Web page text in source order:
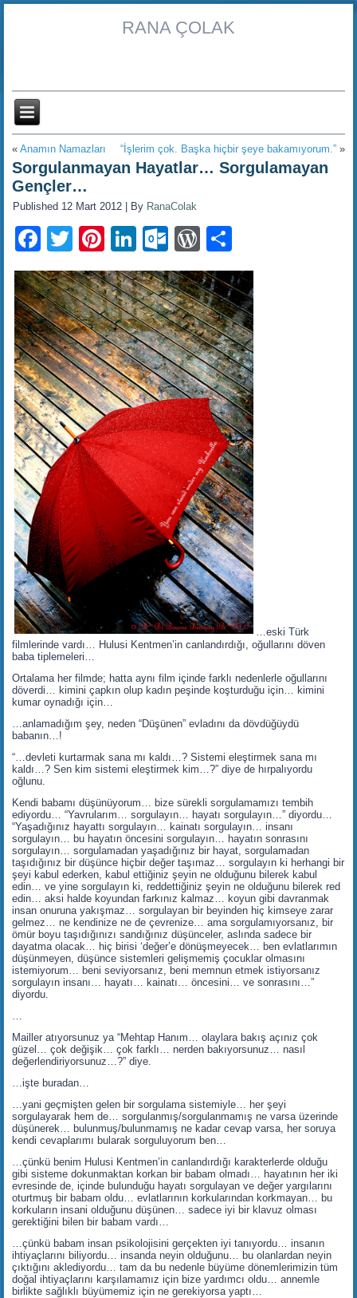
RANA ÇOLAK
«Anamın Namazları “İşlerim çok. Başka hiçbir şeye bakamıyorum.”»
Sorgulanmayan Hayatlar… Sorgulamayan
Gençler…
Published 12 Mart 2012 By RanaColak
Facebook
TwitterPinterest
LinkedIn
Outlook.com
WordPress
…eski Türk
filmlerinde vardı… Hulusi Kentmen’in canlandırdığı, oğullarını döven
baba tiplemeleri…
Ortalama her filmde; hatta aynı film içinde farklı nedenlerle oğullarını
döverdi… kimini çapkın olup kadın peşinde koşturduğu için… kimini
kumar oynadığı için…
…anlamadığım şey, neden “Düşünen” evladını da dövdüğüydü
babanın…!
“…devleti kurtarmak sana mı kaldı…? Sistemi eleştirmek sana mı
kaldı…? Sen kim sistemi eleştirmek kim…?” diye de hırpalıyordu
oğlunu.
Kendi babamı düşünüyorum… bize sürekli sorgulamamızı tembih
ediyordu… “Yavrularım… sorgulayın… hayatı sorgulayın…” diyordu…
“Yaşadığınız hayattı sorgulayın… kainatı sorgulayın… insanı
sorgulayın… bu hayatın öncesini sorgulayın… hayatın sonrasını
sorgulayın… sorgulamadan yaşadığınız bir hayat, sorgulamadan
taşıdığınız bir düşünce hiçbir değer taşımaz… sorgulayın ki herhangi bir
şeyi kabul ederken, kabul ettiğiniz şeyin ne olduğunu bilerek kabul
edin… ve yine sorgulayın ki, reddettiğiniz şeyin ne olduğunu bilerek red
edin… aksi halde koyundan farkınız kalmaz… koyun gibi davranmak
insan onuruna yakışmaz… sorgulayan bir beyinden hiç kimseye zarar
gelmez… ne kendinize ne de çevrenize… ama sorgulamıyorsanız, bir
ömür boyu taşıdığınızı sandığınız düşünceler, aslında sadece bir
dayatma olacak… hiç birisi ‘değer’e dönüşmeyecek… ben evlatlarımın
düşünmeyen, düşünce sistemleri gelişmemiş çocuklar olmasını
istemiyorum… beni seviyorsanız, beni memnun etmek istiyorsanız
sorgulayın insanı… hayatı… kainatı… öncesini… ve sonrasını…”
diyordu.
Mailler atıyorsunuz ya “Mehtap Hanım… olaylara bakış açınız çok
güzel… çok değişik… çok farklı… nerden bakıyorsunuz… nasıl
değerlendiriyorsunuz…?” diye.
…işte buradan…
…yani geçmişten gelen bir sorgulama sistemiyle… her şeyi
sorgulayarak hem de… sorgulanmış/sorgulanmamış ne varsa üzerinde
düşünerek… bulunmuş/bulunmamış ne kadar cevap varsa, her soruya
kendi cevaplarımı bularak sorguluyorum ben…
…çünkü benim Hulusi Kentmen’in canlandırdığı karakterlerde olduğu
gibi sisteme dokunmaktan korkan bir babam olmadı… hayatının her iki
evresinde de, içinde bulunduğu hayatı sorgulayan ve değer yargılarını
oturtmuş bir babam oldu… evlatlarının korkularından korkmayan… bu
korkuların insani olduğunu düşünen… sadece iyi bir klavuz olması
gerektiğini bilen bir babam vardı…
…çünkü babam insan psikolojisini gerçekten iyi tanıyordu… insanın
ihtiyaçlarını biliyordu… insanda neyin olduğunu… bu olanlardan neyin
çıktığını aklediyordu… tam da bu nedenle büyüme dönemlerimizin tüm
doğal ihtiyaçlarını karşılamamız için bize yardımcı oldu… annemle
birlikte sağlıklı büyümemiz için ne gerekiyorsa yaptı…